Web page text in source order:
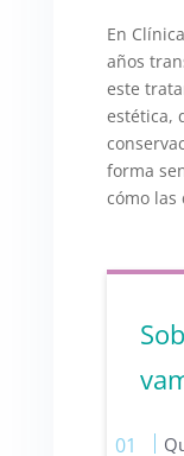
En
años
este
estética,
forma
cómo las